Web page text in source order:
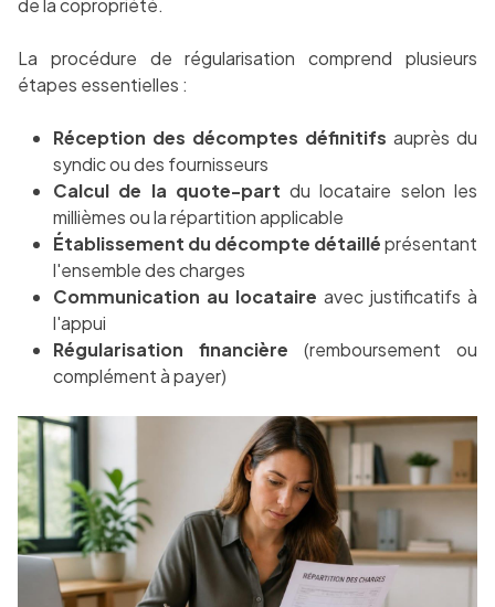
La procédure de régularisation comprend plusieurs
étapes essentielles :
Réception des décomptes définitifs auprès du
syndic ou des fournisseurs
Calcul de la quote-part du locataire selon les
millièmes ou la répartition applicable
Établissement du décompte détailléprésentant
l'ensemble des charges
Communication au locataire avec justificatifs à
l'appui
Régularisation financière (remboursement ou
complément à payer)